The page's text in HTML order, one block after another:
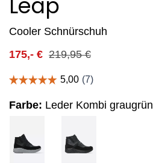
Leap
Cooler Schnürschuh
219,95€
175,- €
Farbe: Leder Kombi graugrün